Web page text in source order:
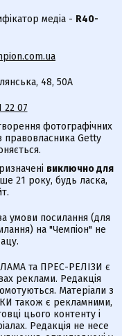
медіа - R40-
48, 50А
22 07
фотографічних
правовласника Getty
виключно для
21 року, будь ласка,
умови посилання (для
на "Чемпіон" не
та ПРЕС-РЕЛІЗИ є
реклами. Редакція
Матеріали з
також є рекламними,
цього контенту і
Редакція не несе